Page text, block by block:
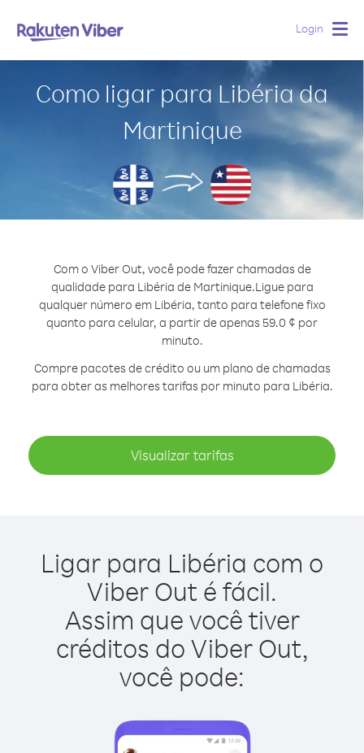
Login
Como ligar para Libéria da
Martinique
Com o Viber Out, você pode fazer chamadas de
qualidade para Libéria de Martinique.Ligue para
qualquer número em Libéria, tanto para telefone fixo
quanto para celular, a partir de apenas 59.0 ¢ por
minuto.
Compre pacotes de crédito ou um plano de chamadas
para obter as melhores tarifas por minuto para Libéria.
Visualizar tarifas
Ligar para Libéria com o
Viber Out é fácil.
Assim que você tiver
créditos do Viber Out,
você pode: